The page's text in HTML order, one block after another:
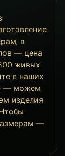
в
— цена
живых
в наших
— можем
изделия
—